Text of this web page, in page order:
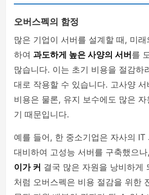
오버스펙의 함정
많은 기업이 서버를 설계할 때, 미
하여 과도하게 높은 사양의 서버 를
많습니다. 이는 초기 비용을 절감하
대로 작용할 수 있습니다. 고사양 서
비용은 물론, 유지 보수에도 많은
기 때문입니다.
예를 들어, 한 중소기업은 자사의 IT
대비하여 고성능 서버를 구축했으나,
이가 커 결국 많은 자원을 낭비하게
처럼 오버스펙은 비용 절감을 위한